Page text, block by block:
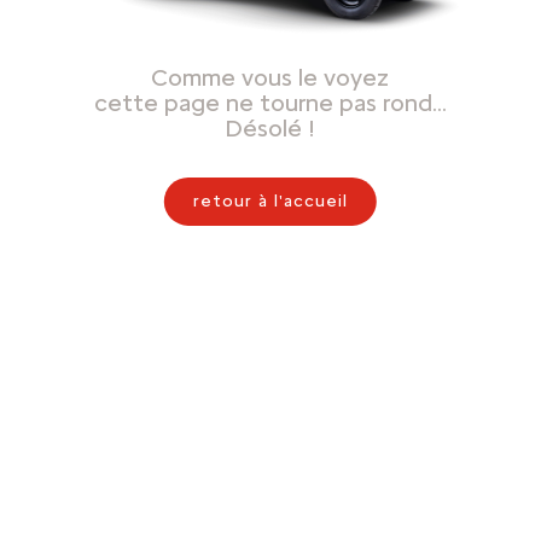
Comme vous le voyez
cette page ne tourne pas rond…
Désolé !
retour à l'accueil